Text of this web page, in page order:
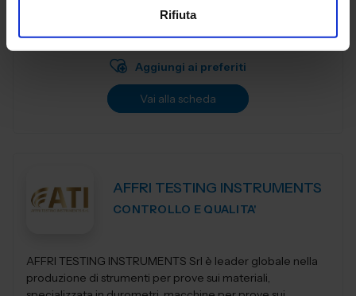
Rifiuta
Padiglione:Pad. 30Stand:C05
Aggiungi ai preferiti
Vai alla scheda
AFFRI TESTING INSTRUMENTS
CONTROLLO E QUALITA'
AFFRI TESTING INSTRUMENTS Srl è leader globale nella
produzione di strumenti per prove sui materiali,